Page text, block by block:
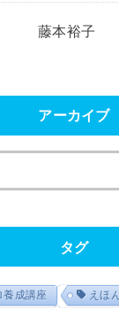
藤本裕子
アーカイブ
タグ
養成講座 えほ